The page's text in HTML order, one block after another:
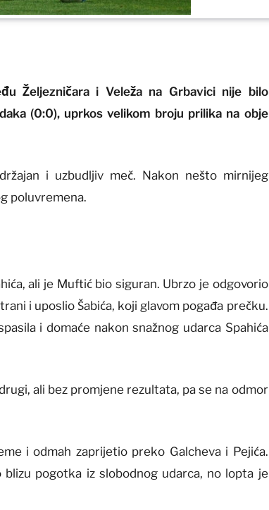
Željezničara i Veleža na Grbavici nije bilo
(0:0), uprkos velikom broju prilika na obje
i uzbudljiv meč. Nakon nešto mirnijeg
poluvremena.
ali je Muftić bio siguran. Ubrzo je odgovorio
i uposlio Šabića, koji glavom pogađa prečku.
i domaće nakon snažnog udarca Spahića
ali bez promjene rezultata, pa se na odmor
i odmah zaprijetio preko Galcheva i Pejića.
pogotka iz slobodnog udarca, no lopta je